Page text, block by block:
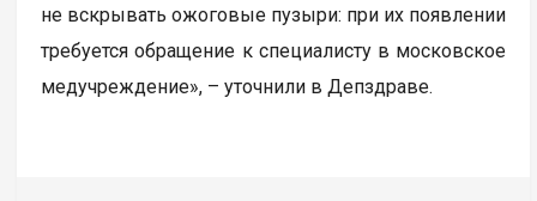
не вскрывать ожоговые пузыри: при их появлении
требуется обращение к специалисту в московское
медучреждение», – уточнили в Депздраве.